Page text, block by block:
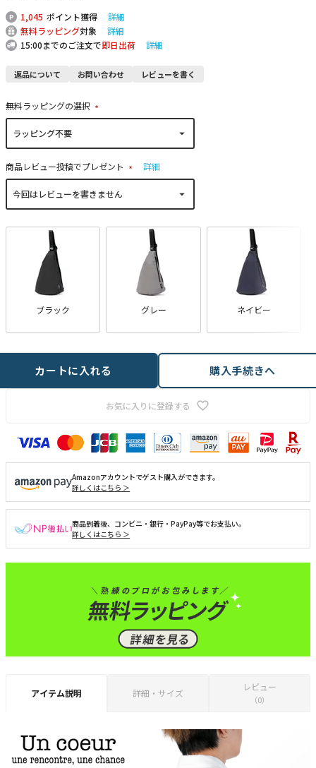
1,045 ポイント獲得
詳細
無料ラッピング対象
詳細
15:00までのご注文で即日出荷 詳細
返品について お問い合わせ レビューを書く
無料ラッピングの選択
(
商品レビュー投稿でプレゼント
(
詳細
ブラック グレー ネイビー
お気に入りに登録する
カートに入れる 購入手続きへ
Amazonアカウントでゲスト購入ができます。
詳しくはこちら ＞
商品到着後、コンビニ・銀行・PayPay等でお支払い。
詳しくはこちら ＞
アイテム説明 詳細・サイズ
レビュー
（0）